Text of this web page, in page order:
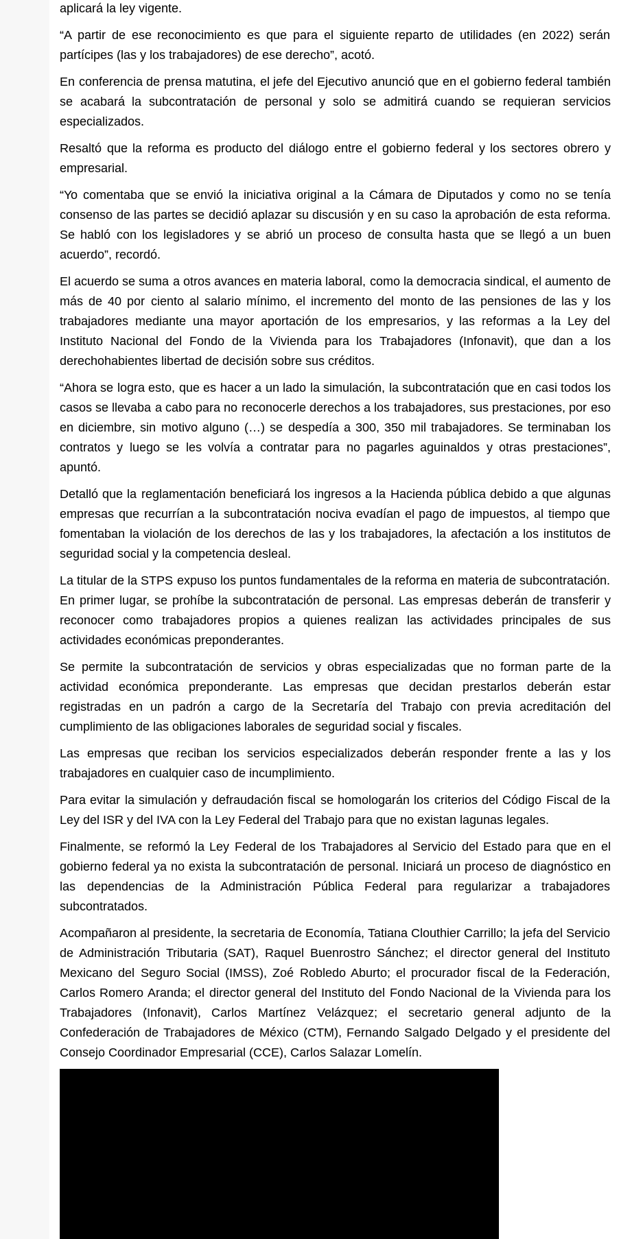
aplicará la ley vigente.
“A partir de ese reconocimiento es que para el siguiente reparto de utilidades (en 2022) serán
partícipes (las y los trabajadores) de ese derecho”, acotó.
En conferencia de prensa matutina, el jefe del Ejecutivo anunció que en el gobierno federal también
se acabará la subcontratación de personal y solo se admitirá cuando se requieran servicios
especializados.
Resaltó que la reforma es producto del diálogo entre el gobierno federal y los sectores obrero y
empresarial.
“Yo comentaba que se envió la iniciativa original a la Cámara de Diputados y como no se tenía
consenso de las partes se decidió aplazar su discusión y en su caso la aprobación de esta reforma.
Se habló con los legisladores y se abrió un proceso de consulta hasta que se llegó a un buen
acuerdo”, recordó.
El acuerdo se suma a otros avances en materia laboral, como la democracia sindical, el aumento de
más de 40 por ciento al salario mínimo, el incremento del monto de las pensiones de las y los
trabajadores mediante una mayor aportación de los empresarios, y las reformas a la Ley del
Instituto Nacional del Fondo de la Vivienda para los Trabajadores (Infonavit), que dan a los
derechohabientes libertad de decisión sobre sus créditos.
“Ahora se logra esto, que es hacer a un lado la simulación, la subcontratación que en casi todos los
casos se llevaba a cabo para no reconocerle derechos a los trabajadores, sus prestaciones, por eso
en diciembre, sin motivo alguno (…) se despedía a 300, 350 mil trabajadores. Se terminaban los
contratos y luego se les volvía a contratar para no pagarles aguinaldos y otras prestaciones”,
apuntó.
Detalló que la reglamentación beneficiará los ingresos a la Hacienda pública debido a que algunas
empresas que recurrían a la subcontratación nociva evadían el pago de impuestos, al tiempo que
fomentaban la violación de los derechos de las y los trabajadores, la afectación a los institutos de
seguridad social y la competencia desleal.
La titular de la STPS expuso los puntos fundamentales de la reforma en materia de subcontratación.
En primer lugar, se prohíbe la subcontratación de personal. Las empresas deberán de transferir y
reconocer como trabajadores propios a quienes realizan las actividades principales de sus
actividades económicas preponderantes.
Se permite la subcontratación de servicios y obras especializadas que no forman parte de la
actividad económica preponderante. Las empresas que decidan prestarlos deberán estar
registradas en un padrón a cargo de la Secretaría del Trabajo con previa acreditación del
cumplimiento de las obligaciones laborales de seguridad social y fiscales.
Las empresas que reciban los servicios especializados deberán responder frente a las y los
trabajadores en cualquier caso de incumplimiento.
Para evitar la simulación y defraudación fiscal se homologarán los criterios del Código Fiscal de la
Ley del ISR y del IVA con la Ley Federal del Trabajo para que no existan lagunas legales.
Finalmente, se reformó la Ley Federal de los Trabajadores al Servicio del Estado para que en el
gobierno federal ya no exista la subcontratación de personal. Iniciará un proceso de diagnóstico en
las dependencias de la Administración Pública Federal para regularizar a trabajadores
subcontratados.
Acompañaron al presidente, la secretaria de Economía, Tatiana Clouthier Carrillo; la jefa del Servicio
de Administración Tributaria (SAT), Raquel Buenrostro Sánchez; el director general del Instituto
Mexicano del Seguro Social (IMSS), Zoé Robledo Aburto; el procurador fiscal de la Federación,
Carlos Romero Aranda; el director general del Instituto del Fondo Nacional de la Vivienda para los
Trabajadores (Infonavit), Carlos Martínez Velázquez; el secretario general adjunto de la
Confederación de Trabajadores de México (CTM), Fernando Salgado Delgado y el presidente del
Consejo Coordinador Empresarial (CCE), Carlos Salazar Lomelín.